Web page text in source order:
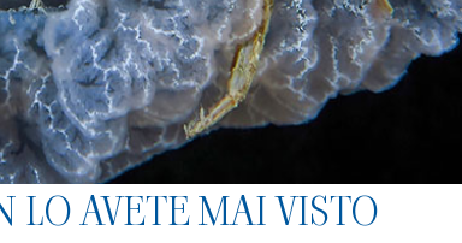
AVETE MAI VISTO